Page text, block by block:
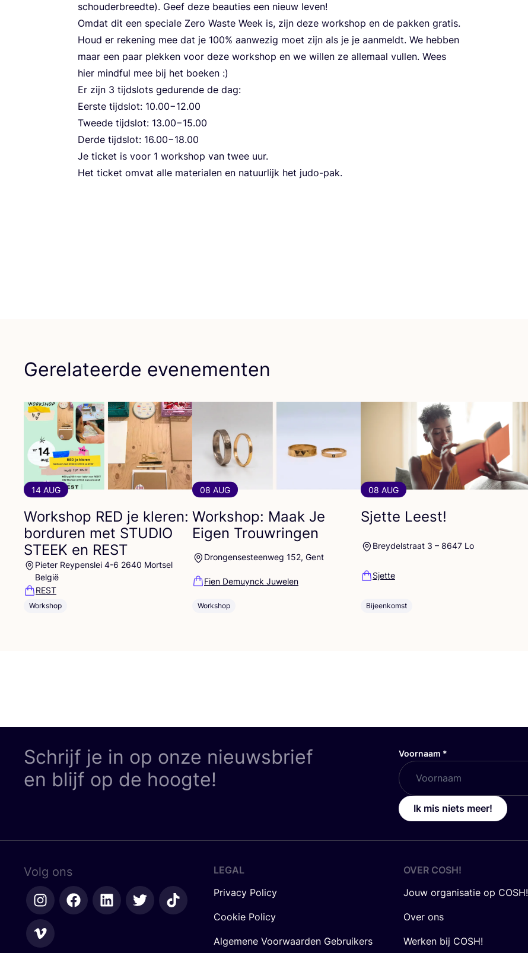
schou­der­breed­te). Geef deze beau­ties een nieuw leven!
Omdat dit een spe­ci­a­le Zero Was­te Week is, zijn deze work­shop en de pak­ken gra­tis.
Houd er reke­ning mee dat je 100% aan­we­zig moet zijn als je je aan­meldt. We heb­ben
maar een paar plek­ken voor deze work­shop en we wil­len ze alle­maal vul­len. Wees
hier mind­ful mee bij het boeken :)
Er zijn 3 tijd­slots gedu­ren­de de dag:
Eer­ste tijd­slot: 10.00−12.00
Twee­de tijd­slot: 13.00−15.00
Der­de tijd­slot: 16.00−18.00
Je tic­ket is voor 1 work­shop van twee uur.
Het tic­ket omvat alle mate­ri­a­len en natuur­lijk het judo-pak.
Gerelateerde evenementen
14 AUG
Workshop RED je kleren:
borduren met STUDIO
STEEK en REST
Pieter Reypenslei 4-6 2640 Mortsel
België
REST
Workshop
08 AUG
Workshop: Maak Je
Eigen Trouwringen
Drongensesteenweg 152, Gent
Fien Demuynck Juwelen
Workshop
08 AUG
Sjette Leest!
Breydelstraat 3 – 8647 Lo
Sjette
Bijeenkomst
Schrijf je in op onze nieuwsbrief
en blijf op de hoogte!
Voornaam *
Ik mis niets meer!
Volg ons
LEGAL
Privacy Policy
Cookie Policy
Algemene Voorwaarden Gebruikers
OVER COSH!
Jouw organisatie op COSH!
Over ons
Werken bij COSH!